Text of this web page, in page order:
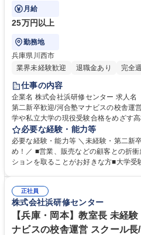
すので未経験の方もご安心ください。
月給
25万円以上
勤務地
兵庫県川西市
業界未経験歓迎
退職金あり 完全
仕事の内容
企業名 株式会社浜研修センター 求人名 【兵庫・川西】教室長 ◆未経験・
第二新卒歓迎/河合塾マナビスの校舎運営 仕事の内容 当社にて、国公立
学や私立大学の現役受験合格をめざす
塾マナビス」の校舎運営をお任せいた
行いますので未経験の方もご安心ください。 【具体的に】■生徒
ト ■アシスタントアドバイザー（大学
塾相談 ■予算・収支管理 ■集客・戦略立
ーが校舎を担当します。※講師ではない
ません。 募集職種 【兵庫・川西】教室長 ◆未経験・第二新卒歓迎/河合塾
マナビスの校舎運営
必要な経験・能力等
必要な経験・能力等 ＼未経験・第二新
め！／ ■営業、販売などの顧客との折
ションを取ることがお好きな方■大学受験の
を経験しつつ、流れを把握。配属後も
心です。研修が充実しており、校舎長→
プも可能！教育に携わり続けながら働
す！ 学歴・資格 学歴：大学院 大学 語
正社員
株式会社浜研修センター
【兵庫・岡本】教室長 未経
ナビスの校舎運営 スクール長